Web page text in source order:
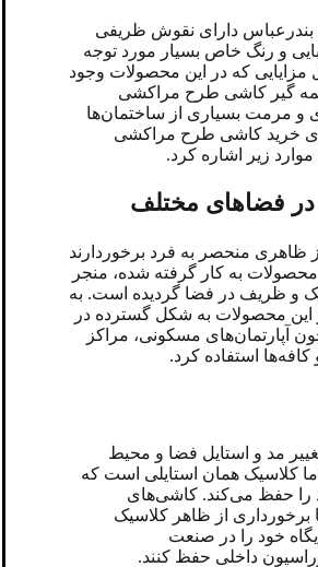
دارای نقوش ظریفی
و رنگ خاص بسیار مورد توجه
مزایایی که در این محصولات وجود
همه گیر کاشی طرح مراکشی
و مرمت بسیاری از ساختمان‌ها
خرید کاشی طرح مراکشی
زیر اشاره کرد.
در فضا‌های مختلف
منحصر به فرد برخوردارند
به کار گرفته شده، منجر
و ظریف در فضا گردیده است. به
این محصولات به شکل گسترده در
آپارتمان‌های مسکونی، مراکز
استفاده کرد.
مد و استایل فضا و محیط
کلاسیک همان استایلی است که
را حفظ می‌کند. کاشی‌های
از ظاهر کلاسیک
خود را در صنعت
داخلی حفظ کنند.